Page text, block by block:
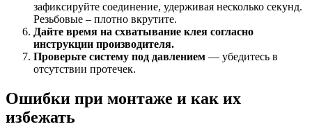
зафиксируйте соединение, удерживая несколько секунд.
Резьбовые – плотно вкрутите.
Дайте время на схватывание клея согласно
инструкции производителя.
Проверьте систему под давлением — убедитесь в
отсутствии протечек.
Ошибки при монтаже и как их
избежать